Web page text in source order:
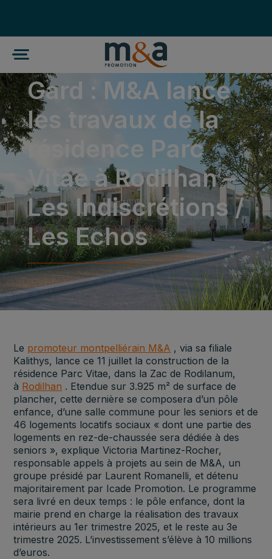
Gard : M&A lance
les travaux de la
résidence Parc
Vitae à Rodilhan –
Les Indiscrétions /
Les Echos
Le promoteur montpelliérain M&A , via sa filiale
Kalithys, lance ce 11 juillet la construction de la
résidence Parc Vitae, dans la Zac de Rodilanum,
à Rodilhan . Etendue sur 3.925 m² de surface de
plancher, cette dernière se composera d’un pôle
enfance, d’une salle commune pour les seniors et de
46 logements locatifs sociaux « dont une partie des
logements en rez-de-chaussée sera dédiée à des
seniors », explique Victoria Martinez-Rocher,
responsable appels à projets au sein de M&A, un
groupe présidé par Laurent Romanelli, et détenu
majoritairement par Icade Promotion. Le programme
sera livré en deux temps : le pôle enfance, dont la
mairie prend en charge la réalisation des travaux
intérieurs au 1er trimestre 2025, et le reste au 3e
trimestre 2025. L’investissement s’élève à 10 millions
d’euros.